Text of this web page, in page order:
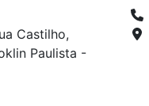
Castilho,
Paulista -